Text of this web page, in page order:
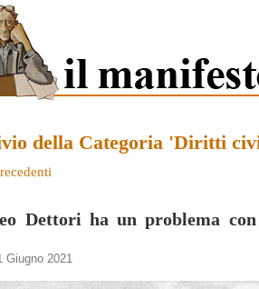
della Categoria 'Diritti
Dettori ha un problema
Giugno 2021